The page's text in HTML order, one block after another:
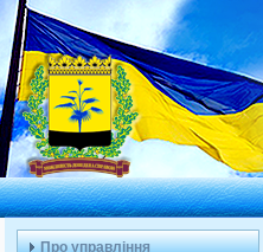
Про управління